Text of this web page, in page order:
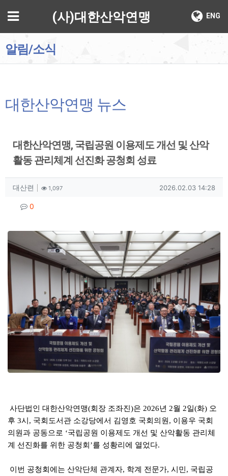
메뉴 ENG
(사)대한산악연맹
알림/소식
대한산악연맹 뉴스
대한산악연맹, 국립공원 이용제도 개선 및 산악
활동 관리체계 선진화 공청회 성료
작성자 정보
대산련 작성1,097조회 작성일
2026.02.03 14:28
컨텐츠 정보
0
본문
사단법인 대한산악연맹(회장 조좌진)은 2026년 2월 2일(화) 오
후 3시, 국회도서관 소강당에서 김영호 국회의원, 이용우 국회
의원과 공동으로 ‘국립공원 이용제도 개선 및 산악활동 관리체
계 선진화를 위한 공청회’를 성황리에 열었다.
이번 공청회에는 산악단체 관계자, 학계 전문가, 시민, 국립공